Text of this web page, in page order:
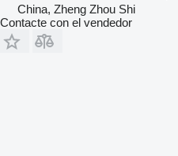
China, Zheng Zhou Shi
Contacte con el vendedor